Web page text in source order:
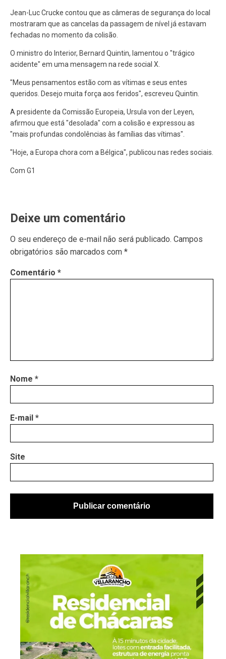
Jean-Luc Crucke contou que as câmeras de segurança do local
mostraram que as cancelas da passagem de nível já estavam
fechadas no momento da colisão.
O ministro do Interior, Bernard Quintin, lamentou o "trágico
acidente" em uma mensagem na rede social X.
"Meus pensamentos estão com as vítimas e seus entes
queridos. Desejo muita força aos feridos", escreveu Quintin.
A presidente da Comissão Europeia, Ursula von der Leyen,
afirmou que está "desolada" com a colisão e expressou as
"mais profundas condolências às famílias das vítimas".
"Hoje, a Europa chora com a Bélgica", publicou nas redes sociais.
Com G1
Deixe um comentário
O seu endereço de e-mail não será publicado. Campos
obrigatórios são marcados com *
Comentário *
Nome *
E-mail *
Site